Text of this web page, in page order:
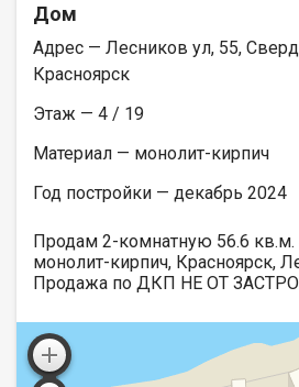
Дом
Адрес — Лесников ул, 55,
Красноярск
Этаж — 4 / 19
Материал — монолит-кирпич
Год постройки — декабрь 2024
Продам 2-комнатную 56.6 кв.м.
монолит-кирпич, Красноярск,
Продажа по ДКП НЕ ОТ